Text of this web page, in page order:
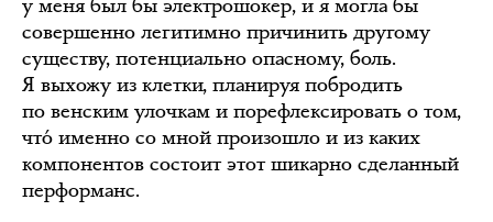
у меня был бы электрошокер, и я могла бы
совершенно легитимно причинить другому
существу, потенциально опасному, боль.
Я выхожу из клетки, планируя побродить
по венским улочкам и порефлексировать о том,
чтó именно со мной произошло и из каких
компонентов состоит этот шикарно сделанный
перформанс.